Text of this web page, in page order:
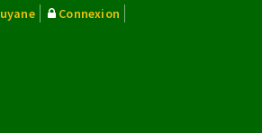
Connexion